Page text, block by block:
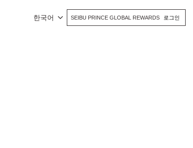
한국어 SEIBU PRINCE GLOBAL REWARDS 로그인